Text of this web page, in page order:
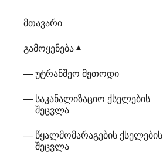
მთავარი
გამოყენება
უტრანშეო მეთოდი
საკანალიზაციო ქსელების
შეცვლა
წყალმომარაგების ქსელების
შეცვლა